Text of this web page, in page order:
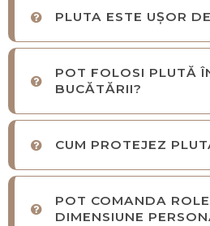
PLUTA ESTE UȘOR
POT FOLOSI PLUTĂ
BUCĂTĂRII?
CUM PROTEJEZ
POT COMANDA
DIMENSIUNE